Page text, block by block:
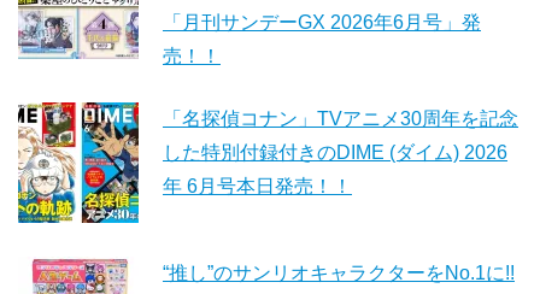
「月刊サンデーGX 2026年6月号」発
売！！
「名探偵コナン」TVアニメ30周年を記念
した特別付録付きのDIME (ダイム) 2026
年 6月号本日発売！！
“推し”のサンリオキャラクターをNo.1に!!